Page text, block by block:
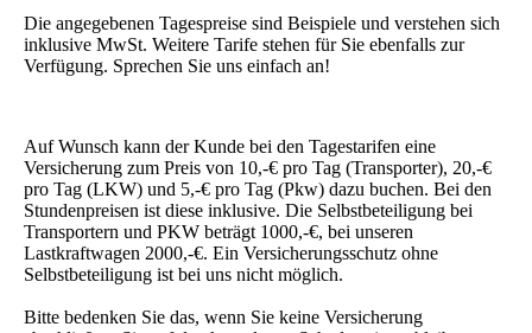
Die angegebenen Tagespreise sind Beispiele und verstehen sich
inklusive MwSt. Weitere Tarife stehen für Sie ebenfalls zur
Verfügung. Sprechen Sie uns einfach an!
AufWunsch kann der Kunde bei den Tagestarifen eine
Versicherung zum Preis von 10,-€ pro Tag (Transporter), 20,-€
pro Tag (LKW) und 5,-€ pro Tag (Pkw) dazu buchen. Bei den
Stundenpreisen ist diese inklusive. Die Selbstbeteiligung bei
Transportern und PKW beträgt 1000,-€, bei unseren
Lastkraftwagen 2000,-€. Ein Versicherungsschutz ohne
Selbstbeteiligung ist bei uns nicht möglich.
Bitte bedenken Sie das, wenn Sie keine Versicherung